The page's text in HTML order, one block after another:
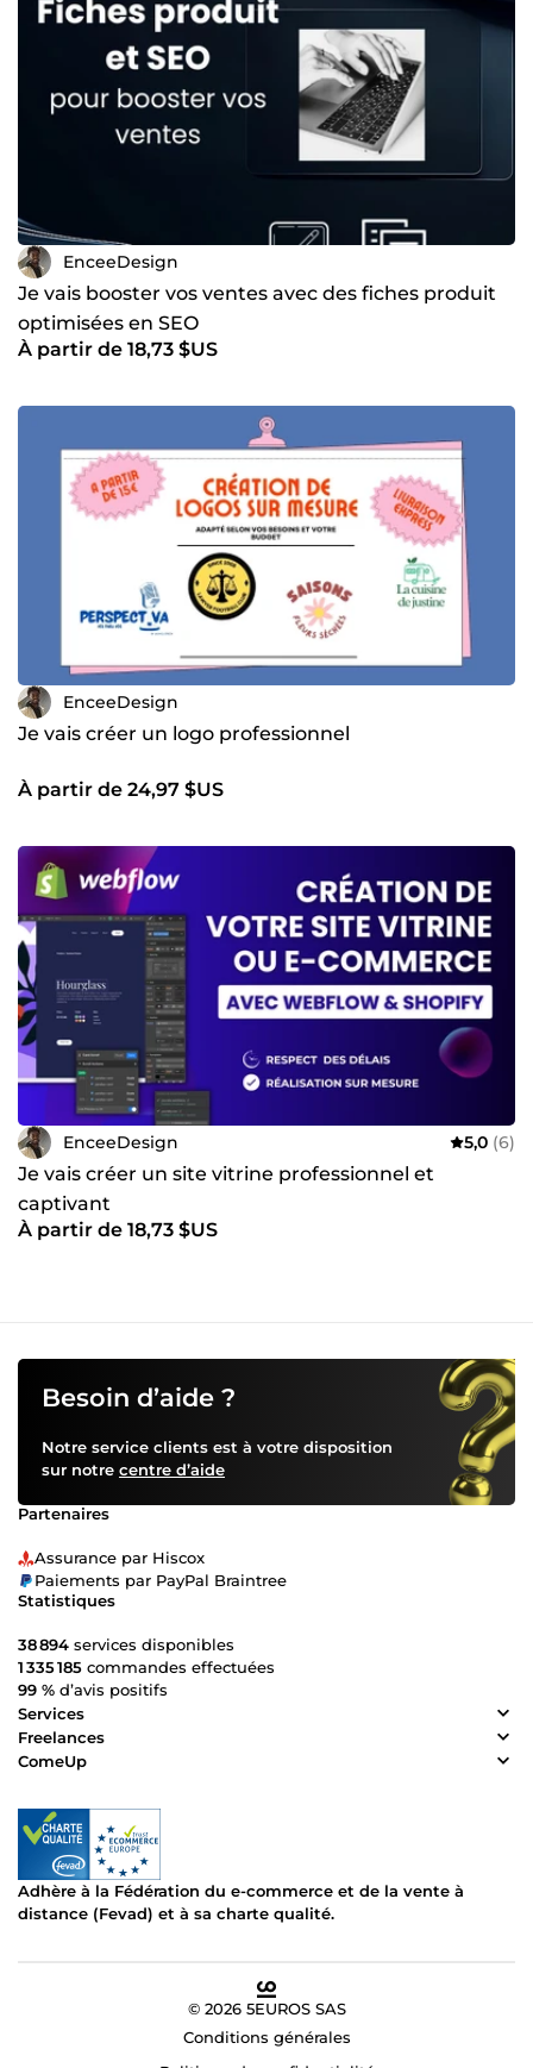
EnceeDesign
Je vais booster vos ventes avec des fiches produit
optimisées en SEO
À partir de 18,73 $US
EnceeDesign
Je vais créer un logo professionnel
À partir de 24,97 $US
EnceeDesign 5,0 (6)
Je vais créer un site vitrine professionnel et
captivant
À partir de 18,73 $US
Besoin d’aide ?
Notre service clients est à votre disposition
sur notre centre d’aide
Partenaires
Assurance par Hiscox
Paiements par PayPal Braintree
Statistiques
38 894 services disponibles
1 335 185 commandes effectuées
99 % d’avis positifs
Services
Freelances
ComeUp
Adhère à la Fédération du e-commerce et de la vente à
distance (Fevad) et à sa charte qualité.
© 2026 5EUROS SAS
Conditions générales